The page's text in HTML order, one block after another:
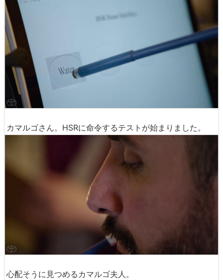
カマルゴさん。HSRに命令するテストが始まりました。
心配そうに見つめるカマルゴ夫人。